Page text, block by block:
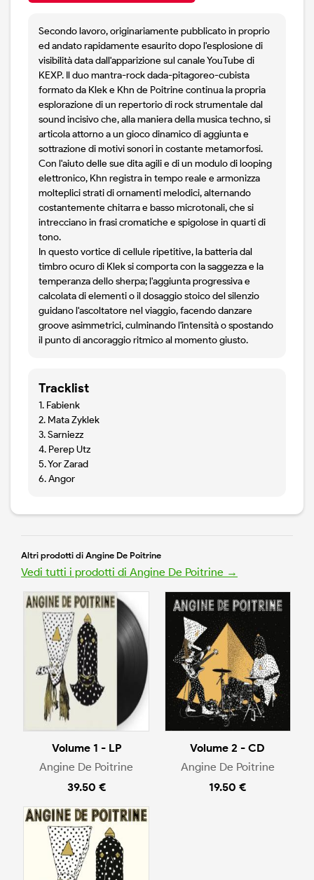
Secondo lavoro, originariamente pubblicato in proprio
ed andato rapidamente esaurito dopo l'esplosione di
visibilità data dall'apparizione sul canale YouTube di
KEXP. Il duo mantra-rock dada-pitagoreo-cubista
formato da Klek e Khn de Poitrine continua la propria
esplorazione di un repertorio di rock strumentale dal
sound incisivo che, alla maniera della musica techno, si
articola attorno a un gioco dinamico di aggiunta e
sottrazione di motivi sonori in costante metamorfosi.
Con l'aiuto delle sue dita agili e di un modulo di looping
elettronico, Khn registra in tempo reale e armonizza
molteplici strati di ornamenti melodici, alternando
costantemente chitarra e basso microtonali, che si
intrecciano in frasi cromatiche e spigolose in quarti di
tono.
In questo vortice di cellule ripetitive, la batteria dal
timbro ocuro di Klek si comporta con la saggezza e la
temperanza dello sherpa; l'aggiunta progressiva e
calcolata di elementi o il dosaggio stoico del silenzio
guidano l'ascoltatore nel viaggio, facendo danzare
groove asimmetrici, culminando l'intensità o spostando
il punto di ancoraggio ritmico al momento giusto.
Tracklist
1. Fabienk
2. Mata Zyklek
3. Sarniezz
4. Perep Utz
5. Yor Zarad
6. Angor
Altri prodotti di Angine De Poitrine
Vedi tutti i prodotti di Angine De Poitrine →
Volume 1 - LP
Angine De Poitrine
39.50 €
Volume 2 - CD
Angine De Poitrine
19.50 €